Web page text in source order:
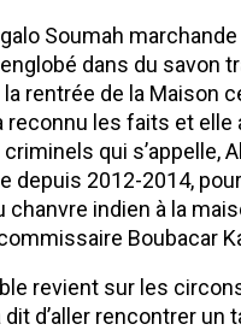
Soumah
dans du savon
rentrée de la Maison
les faits et
qui s’appelle,
2012-2014,
indien à la
Boubacar
revient sur les
dit d’aller rencontrer